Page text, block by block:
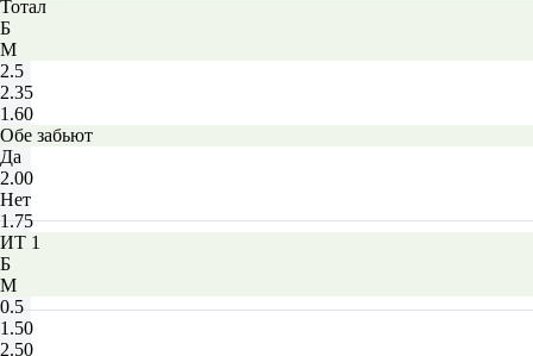
Тотал
Б
М
2.5
2.35
1.60
Обе забьют
Да
2.00
Нет
1.75
ИТ 1
Б
М
0.5
1.50
2.50